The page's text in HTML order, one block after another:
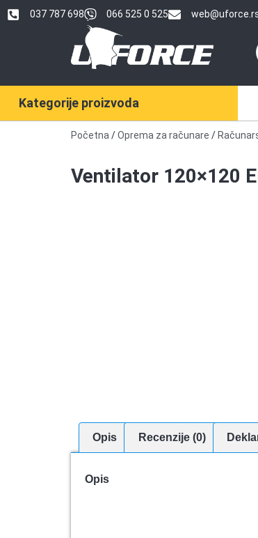
037 787 698 066 525 0 525
Kategorije proizvoda
Početna /Oprema za računare /
Ventilator 120×120
Opis Recenzije (0)
Opis